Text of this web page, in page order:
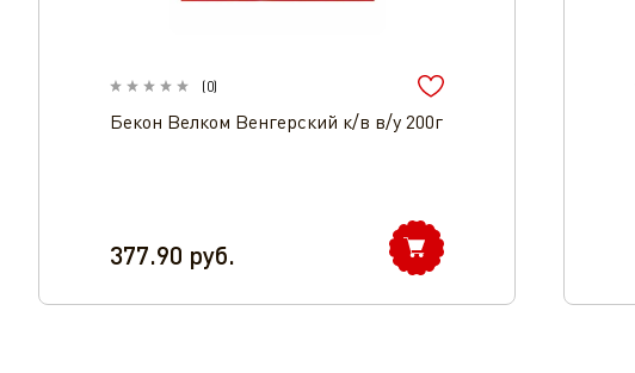
(0)
Бекон Велком Венгерский к/в в/у 200г
377.90 руб.